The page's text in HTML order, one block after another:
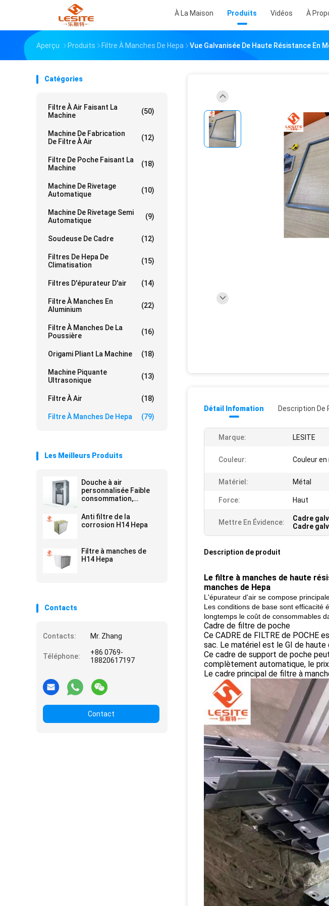
À La Maison Produits Vidéos À
Aperçu Produits Filtre À Manches De Hepa Vue Galvanisée De Haute Résistance En
Catégories
Filtre À Air Faisant La
Machine
(50)
Machine De Fabrication
De Filtre À Air
(12)
Filtre De Poche Faisant La
Machine
(18)
Machine De Rivetage
Automatique
(10)
Machine De Rivetage Semi
Automatique
(9)
Soudeuse De Cadre (12)
Filtres De Hepa De
Climatisation
(15)
Filtres D'épurateur D'air (14)
Filtre À Manches En
Aluminium
(22)
Filtre À Manches De La
Poussière
(16)
Origami Pliant La Machine (18)
Machine Piquante
Ultrasonique
(13)
Filtre À Air (18)
Filtre À Manches De Hepa (79)
Les Meilleurs Produits
Douche à air
personnalisée Faible
consommation,
entretien pratique
Anti filtre de la
corrosion H14 Hepa
Filtre à manches de
H14 Hepa
Contacts
Contacts: Mr. Zhang
Téléphone:
+86 0769-
18820617197
Contact
Détail Infomation Description De
Marque: LESITE
Couleur: Couleur en
Matériel: Métal
Force: Haut
Mettre En Évidence: Cadre
Cadre
Description de produit
Le filtre à manches de haute
manches de Hepa
L'épurateur d'air se compose
Les conditions de base sont efficacité
longtemps le coût de consommables
Cadre de filtre de poche
Ce CADRE de FILTRE de
sac. Le matériel est le GI de
Ce cadre de support de poche
complètement automatique, le
Le cadre principal de filtre à